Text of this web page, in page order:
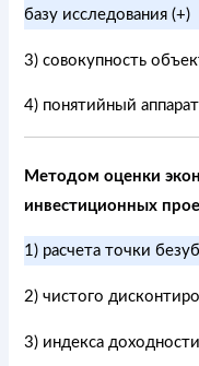
базу исследования (+)
3) совокупность
4) понятийный
Методом оценки
инвестиционных
1) расчета точки
2) чистого
3) индекса